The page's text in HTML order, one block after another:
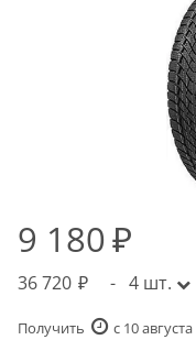
9 180
36 720 - 4 шт.
Получить c 10 августа